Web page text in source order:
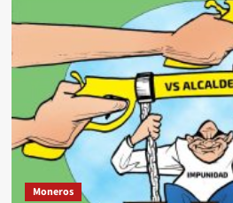
miradita
cartón
de
#Luy
#Monero
a
través
su
trazo
Moneros